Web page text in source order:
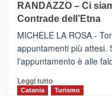
IL
NUOVO
SUMMER
CLUB
VIAGRANDE
(Ct)
–
Benanti
presenta
“Vino
&
Cultura
RANDAZZO – Ci
Contrade dell’Etna
MICHELE LA ROSA -
appuntamenti più attesi.
l'appuntamento è alle
Leggi tuttoLeggi
di
Catania Turismo